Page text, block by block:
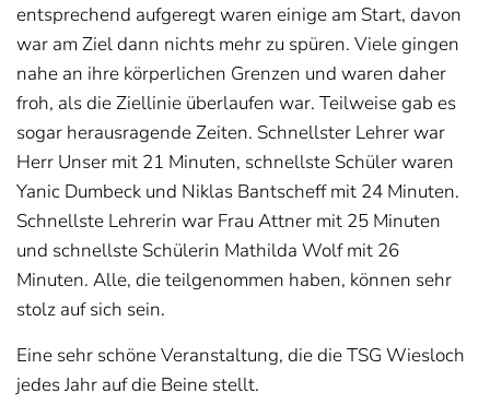
entsprechend aufgeregt waren einige am Start, davon
war am Ziel dann nichts mehr zu spüren. Viele gingen
nahe an ihre körperlichen Grenzen und waren daher
froh, als die Ziellinie überlaufen war. Teilweise gab es
sogar herausragende Zeiten. Schnellster Lehrer war
Herr Unser mit 21 Minuten, schnellste Schüler waren
Yanic Dumbeck und Niklas Bantscheff mit 24 Minuten.
Schnellste Lehrerin war Frau Attner mit 25 Minuten
und schnellste Schülerin Mathilda Wolf mit 26
Minuten. Alle, die teilgenommen haben, können sehr
stolz auf sich sein.
Eine sehr schöne Veranstaltung, die die TSG Wiesloch
jedes Jahr auf die Beine stellt.